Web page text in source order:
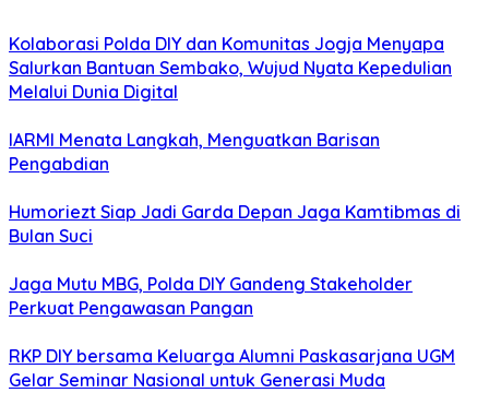
Kolaborasi Polda DIY dan Komunitas Jogja Menyapa
Salurkan Bantuan Sembako, Wujud Nyata Kepedulian
Melalui Dunia Digital
IARMI Menata Langkah, Menguatkan Barisan
Pengabdian
Humoriezt Siap Jadi Garda Depan Jaga Kamtibmas di
Bulan Suci
Jaga Mutu MBG, Polda DIY Gandeng Stakeholder
Perkuat Pengawasan Pangan
RKP DIY bersama Keluarga Alumni Paskasarjana UGM
Gelar Seminar Nasional untuk Generasi Muda